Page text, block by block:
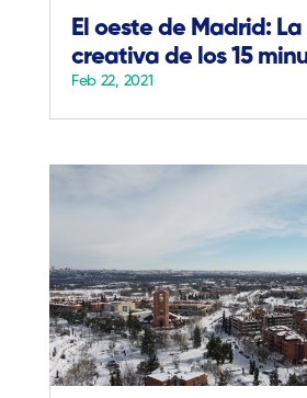
El oeste de Madrid:
creativa de los 15
Feb 22, 2021